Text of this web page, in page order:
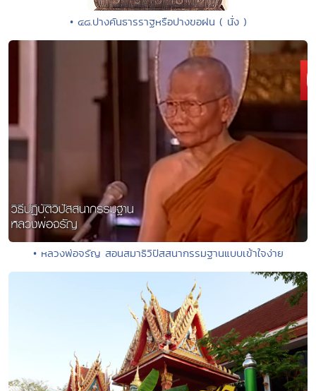
• ๔๘.ปางคันธารราฐหรือปางขอฝน ( นั่ง )
• หลวงพ่อจรัญ สอนสมาธิวิปัสสนากรรมฐานแบบเข้าใจง่าย